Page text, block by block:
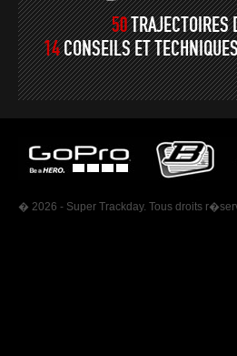
50
14CONSEILS ET
� 2026 - Super Trackday. Tous droits